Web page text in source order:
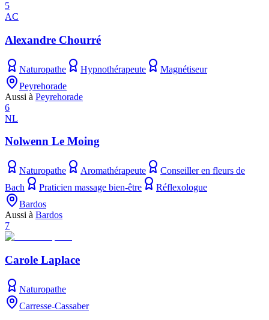
5
AC
Alexandre Chourré
Naturopathe Hypnothérapeute
Magnétiseur
Peyrehorade
Aussi à Peyrehorade
6
NL
Nolwenn Le Moing
Naturopathe Aromathérapeute
Conseiller en fleurs de
Bach
Praticien massage bien-être
Réflexologue
Bardos
Aussi à Bardos
7
Carole Laplace
Naturopathe
Carresse-Cassaber